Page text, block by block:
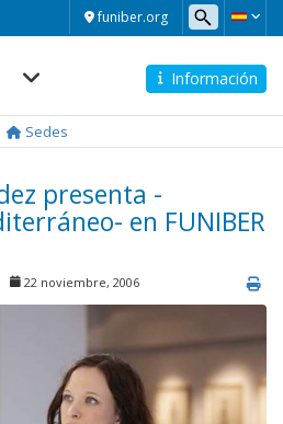
funiber.org
Información
Sedes
presenta -
en FUNIBER
22 noviembre, 2006